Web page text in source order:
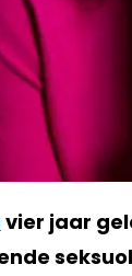
vier jaar